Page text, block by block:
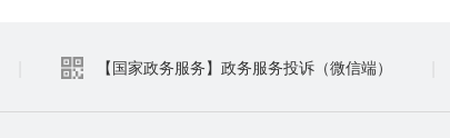
【国家政务服务】政务服务投诉（微信端）